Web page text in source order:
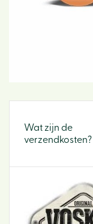
Wat zijn de
verzendkosten?